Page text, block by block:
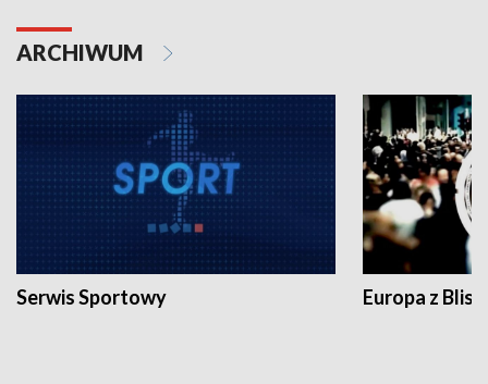
ARCHIWUM
Serwis Sportowy Europa z